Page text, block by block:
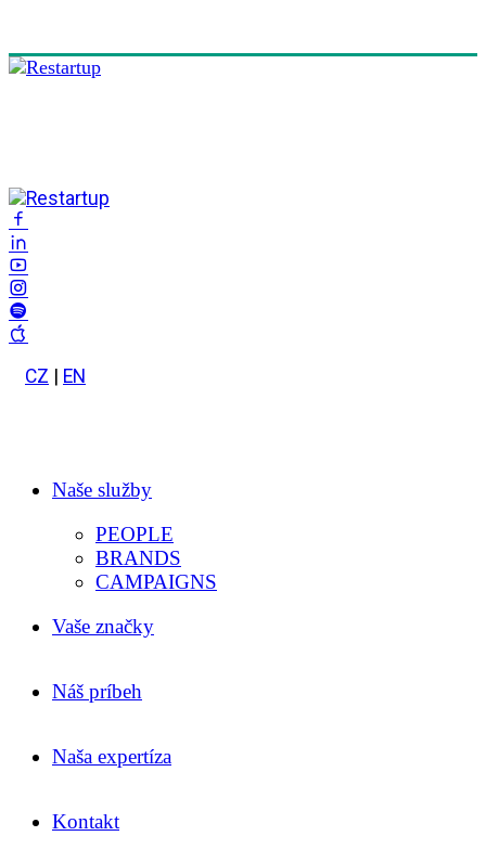
CZ EN
Naše služby
PEOPLE
BRANDS
CAMPAIGNS
Vaše značky
Náš príbeh
Naša expertíza
Kontakt